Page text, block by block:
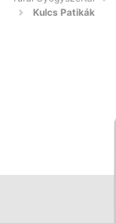
Kulcs Patikák